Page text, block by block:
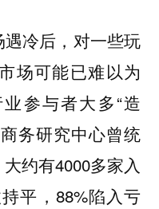
冷后，对一些玩
场可能已难以为
参与者大多“造
务研究中心曾统
约有4000多家入
平，88%陷入亏